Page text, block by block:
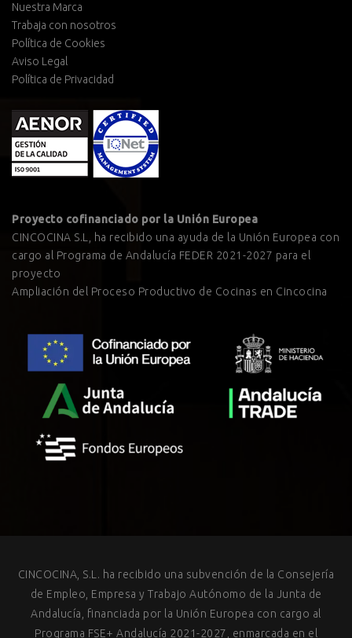
Nuestra Marca
Trabaja con nosotros
Política de Cookies
Aviso Legal
Política de Privacidad
Proyecto cofinanciado por la Unión Europea
CINCOCINA S.L, ha recibido una ayuda de la Unión Europea con
cargo al Programa de Andalucía FEDER 2021-2027 para el
proyecto
Ampliación del Proceso Productivo de Cocinas en Cincocina
CINCOCINA, S.L. ha recibido una subvención de la Consejería
de Empleo, Empresa y Trabajo Autónomo de la Junta de
Andalucía, financiada por la Unión Europea con cargo al
Programa FSE+ Andalucía 2021-2027, enmarcada en el